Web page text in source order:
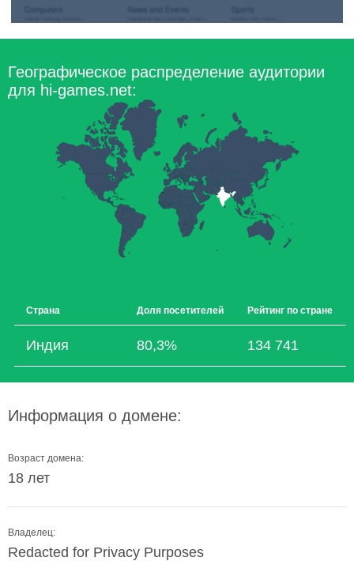
Географическое распределение аудитории
для hi-games.net:
Страна Доля посетителей Рейтинг по стране
Индия 80,3% 134 741
Информация о домене:
Возраст домена:
18 лет
Владелец:
Redacted for Privacy Purposes